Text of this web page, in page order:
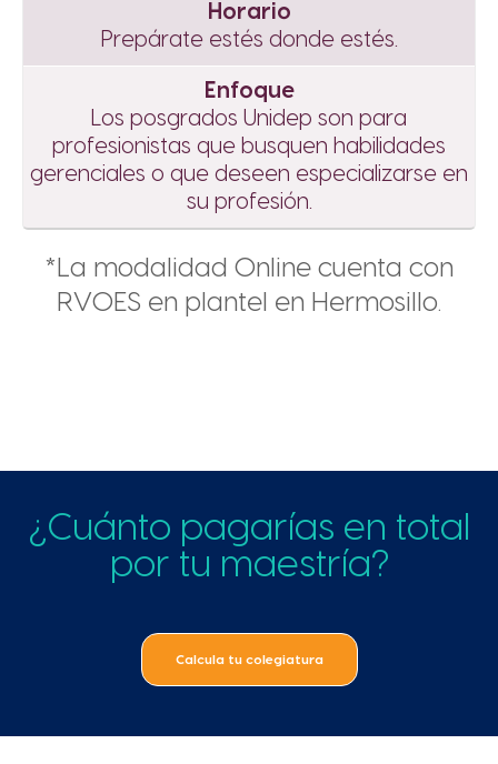
Horario
Prepárate estés donde estés.
Enfoque
Los posgrados Unidep son para
profesionistas que busquen habilidades
gerenciales o que deseen especializarse en
su profesión.
*La modalidad Online cuenta con
RVOES en plantel en Hermosillo.
¿Cuánto pagarías en total
por tu maestría?
Calcula tu colegiatura